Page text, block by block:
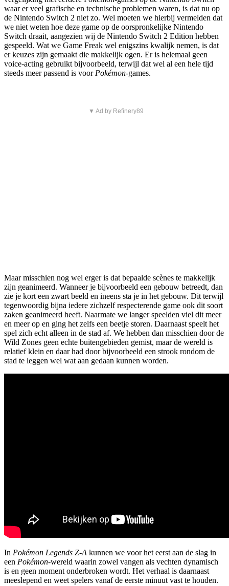
waar er veel grafische en technische problemen waren, is dat nu op
de Nintendo Switch 2 niet zo. Wel moeten we hierbij vermelden dat
we niet weten hoe deze game op de oorspronkelijke Nintendo
Switch draait, aangezien wij de Nintendo Switch 2 Edition hebben
gespeeld. Wat we Game Freak wel enigszins kwalijk nemen, is dat
er keuzes zijn gemaakt die makkelijk ogen. Er is helemaal geen
voice-acting gebruikt bijvoorbeeld, terwijl dat wel al een hele tijd
steeds meer passend is voorPokémon-games.
▼ Ad by Refinery89
Maar misschien nog wel erger is dat bepaalde scènes te makkelijk
zijn geanimeerd. Wanneer je bijvoorbeeld een gebouw betreedt, dan
zie je kort een zwart beeld en ineens sta je in het gebouw. Dit terwijl
tegenwoordig bijna iedere zichzelf respecterende game ook dit soort
zaken geanimeerd heeft. Naarmate we langer speelden viel dit meer
en meer op en ging het zelfs een beetje storen. Daarnaast speelt het
spel zich echt alleen in de stad af. We hebben dan misschien door de
Wild Zones geen echte buitengebieden gemist, maar de wereld is
relatief klein en daar had door bijvoorbeeld een strook rondom de
stad te leggen wel wat aan gedaan kunnen worden.
In Pokémon Legends Z-A kunnen we voor het eerst aan de slag in
een Pokémon-wereld waarin zowel vangen als vechten dynamisch
is en geen moment onderbroken wordt. Het verhaal is daarnaast
meeslepend en weet spelers vanaf de eerste minuut vast te houden.